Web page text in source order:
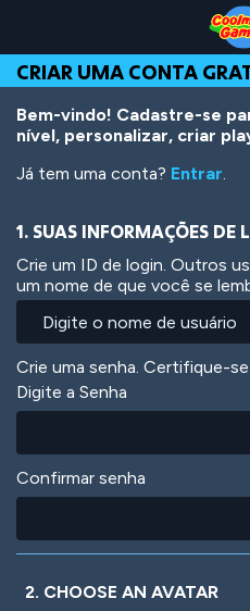
Top
of
Page
Navigation
Main
Content
Footer
o
conteúdo
principal
CRIAR UMA CONTA
Bem-vindo! Cadastre-se
nível, personalizar, criar
Já tem uma conta? Entrar.
1. SUAS INFORMAÇÕES DE
Crie um ID de login. Outros
um nome de que você se
Crie uma senha. Certifique-
Digite a Senha
Confirmar senha
2. CHOOSE AN AVATAR